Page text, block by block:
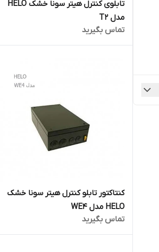
تابلوی کنترل هیتر سونا خشک HELO
مدل T2
تماس بگیرید
کنتاکتور تابلو کنترل هیتر سونا خشک
HELO مدل WE4
تماس بگیرید